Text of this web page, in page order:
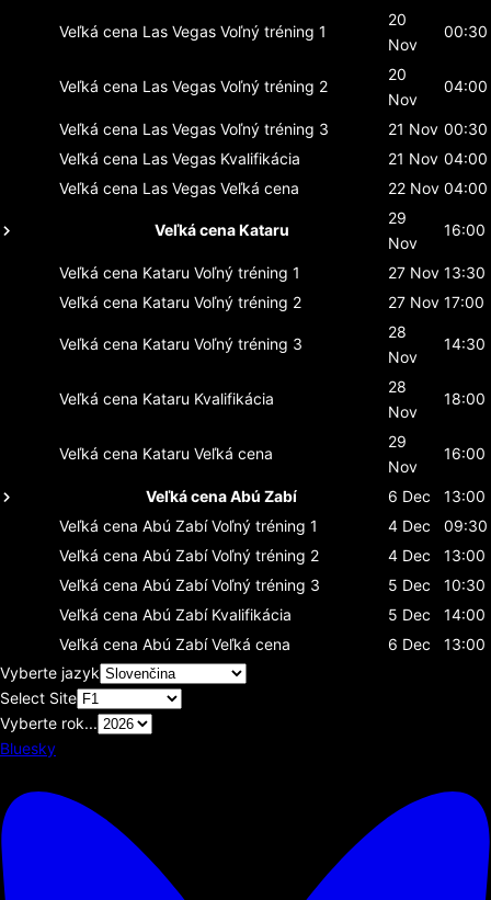
Veľká cena Las Vegas Voľný tréning 1
20
Nov
00:30
Veľká cena Las Vegas Voľný tréning 2
20
Nov
04:00
Veľká cena Las Vegas Voľný tréning 3 21 Nov 00:30
Veľká cena Las Vegas Kvalifikácia 21 Nov 04:00
Veľká cena Las Vegas Veľká cena 22 Nov 04:00
Veľká cena Kataru
29
Nov
16:00
Veľká cena Kataru Voľný tréning 1 27 Nov 13:30
Veľká cena Kataru Voľný tréning 2 27 Nov 17:00
Veľká cena Kataru Voľný tréning 3
28
Nov
14:30
Veľká cena Kataru Kvalifikácia
28
Nov
18:00
Veľká cena Kataru Veľká cena
29
Nov
16:00
Veľká cena Abú Zabí 6 Dec
13:00
Veľká cena Abú Zabí Voľný tréning 1 4 Dec
09:30
Veľká cena Abú Zabí Voľný tréning 2 4 Dec
13:00
Veľká cena Abú Zabí Voľný tréning 3 5 Dec
10:30
Veľká cena Abú Zabí Kvalifikácia 5 Dec
14:00
Veľká cena Abú Zabí Veľká cena 6 Dec
13:00
Vyberte jazyk
Select Site
Vyberte rok...
Bluesky